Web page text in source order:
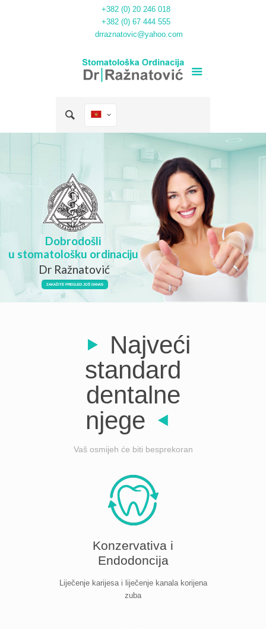
+382 (0) 20 246 018
+382 (0) 67 444 555
drraznatovic@yahoo.com
Dobrodošli
u stomatološku ordinaciju
ZAKAŽITE PREGLED JOŠ DANAS
Dr Ražnatović
Najveći
standard
dentalne
njege
Vaš osmijeh će biti besprekoran
Konzervativa i
Endodoncija
Liječenje karijesa i liječenje kanala korijena
zuba